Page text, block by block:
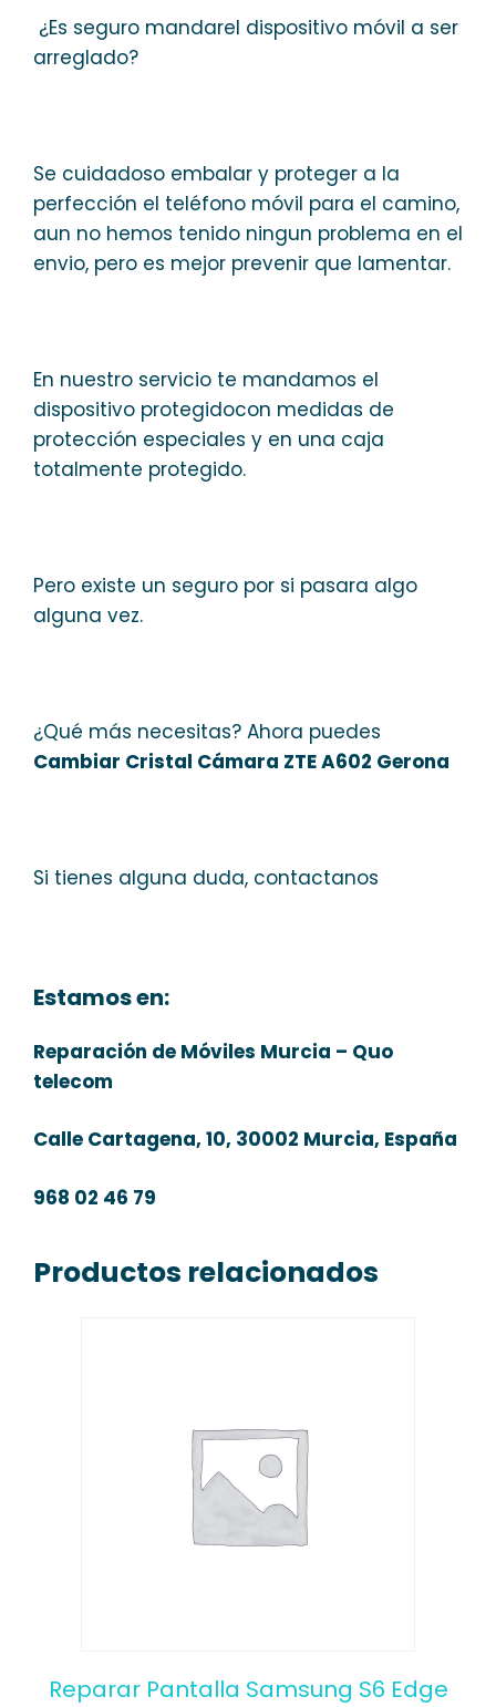
¿Es seguro mandarel dispositivo móvil a ser
arreglado?
Se cuidadoso embalar y proteger a la
perfección el teléfono móvil para el camino,
aun no hemos tenido ningun problema en el
envio, pero es mejor prevenir que lamentar.
En nuestro servicio te mandamos el
dispositivo protegidocon medidas de
protección especiales y en una caja
totalmente protegido.
Pero existe un seguro por si pasara algo
alguna vez.
¿Qué más necesitas? Ahora puedes
Cambiar Cristal Cámara ZTE A602 Gerona
Si tienes alguna duda, contactanos
Estamos en:
Reparación de Móviles Murcia – Quo
telecom
Calle Cartagena, 10, 30002 Murcia, España
968 02 46 79
Productos relacionados
Reparar Pantalla Samsung S6 Edge